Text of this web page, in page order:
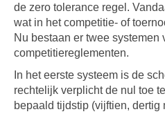
de zero tolerance regel.
wat in het competitie- of
Nu bestaan er twee systemen
competitiereglementen.
In het eerste systeem is de
rechtelijk verplicht de nul toe
bepaald tijdstip (vijftien, dertig